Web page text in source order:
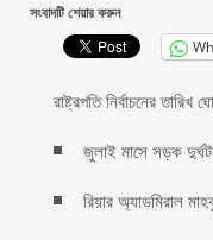
সংবাদটি শেয়ার করুন
রাষ্ট্রপতি নির্বাচনের তারিখ
জুলাই মাসে সড়ক
রিয়ার অ্যাডমিরাল